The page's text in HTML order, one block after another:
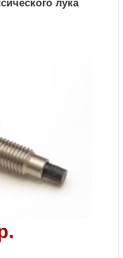
лука